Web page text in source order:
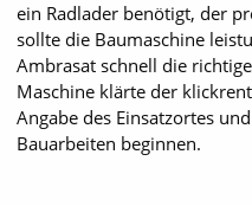
ein Radlader benötigt, der
sollte die Baumaschine
Ambrasat schnell die
Maschine klärte der
Angabe des Einsatzortes
Bauarbeiten ­beginnen.